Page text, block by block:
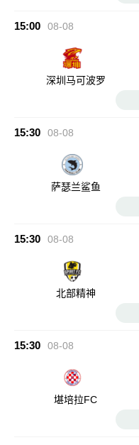
15:00 08-08
深圳马可波罗
15:30 08-08
萨瑟兰鲨鱼
15:30 08-08
北部精神
15:30 08-08
堪培拉FC